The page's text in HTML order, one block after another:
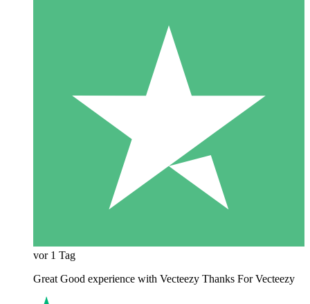
vor 1 Tag
Great Good experience with Vecteezy Thanks For Vecteezy